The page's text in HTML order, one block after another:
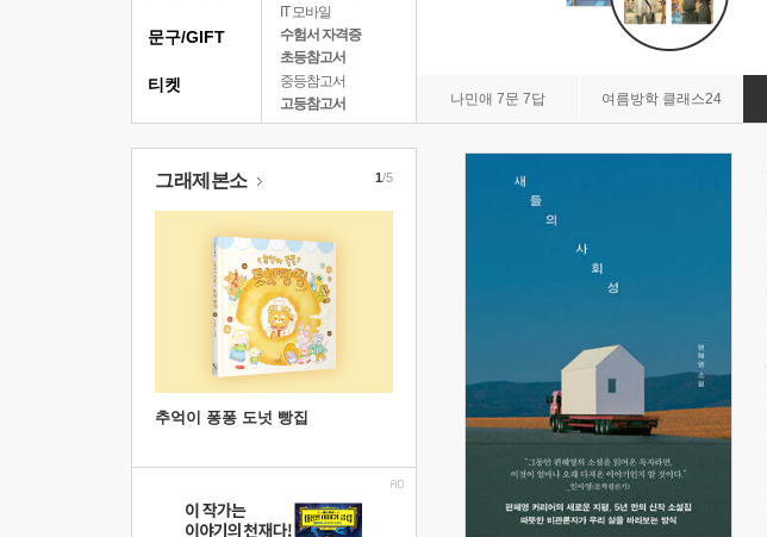
IT 모바일
수험서 자격증
초등참고서
중등참고서
고등참고서
나민애 7문 7답 여름방학 클래스24
문구/GIFT
티켓
그래제본소
추억이 퐁퐁 도넛 빵집
1/5